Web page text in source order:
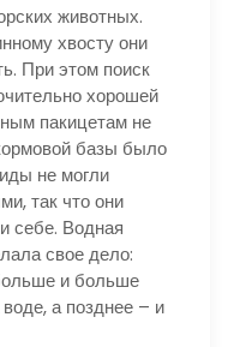
животных.
хвосту они
При этом поиск
хорошей
пакицетам не
базы было
не могли
так что они
себе. Водная
свое дело:
и больше
а позднее – и